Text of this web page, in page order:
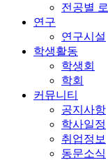
전공별
연구
연구시설
학생활동
학생회
학회
커뮤니티
공지사항
학사일정
취업정보
동문소식